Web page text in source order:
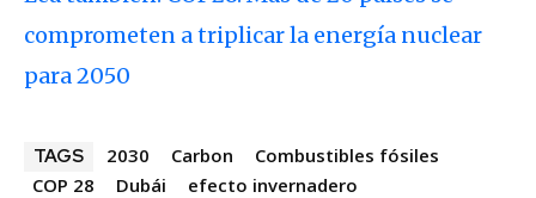
comprometen a triplicar la energía nuclear
para 2050
TAGS 2030 Carbon
Combustibles fósiles
COP 28
Dubái
efecto invernadero